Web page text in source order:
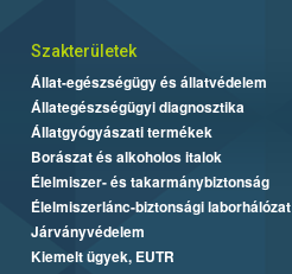
Szakterületek
Állat-egészségügy és állatvédelem
Állategészségügyi diagnosztika
Állatgyógyászati termékek
Borászat és alkoholos italok
Élelmiszer- és takarmánybiztonság
Élelmiszerlánc-biztonsági laborhálózat
Járványvédelem
Kiemelt ügyek, EUTR